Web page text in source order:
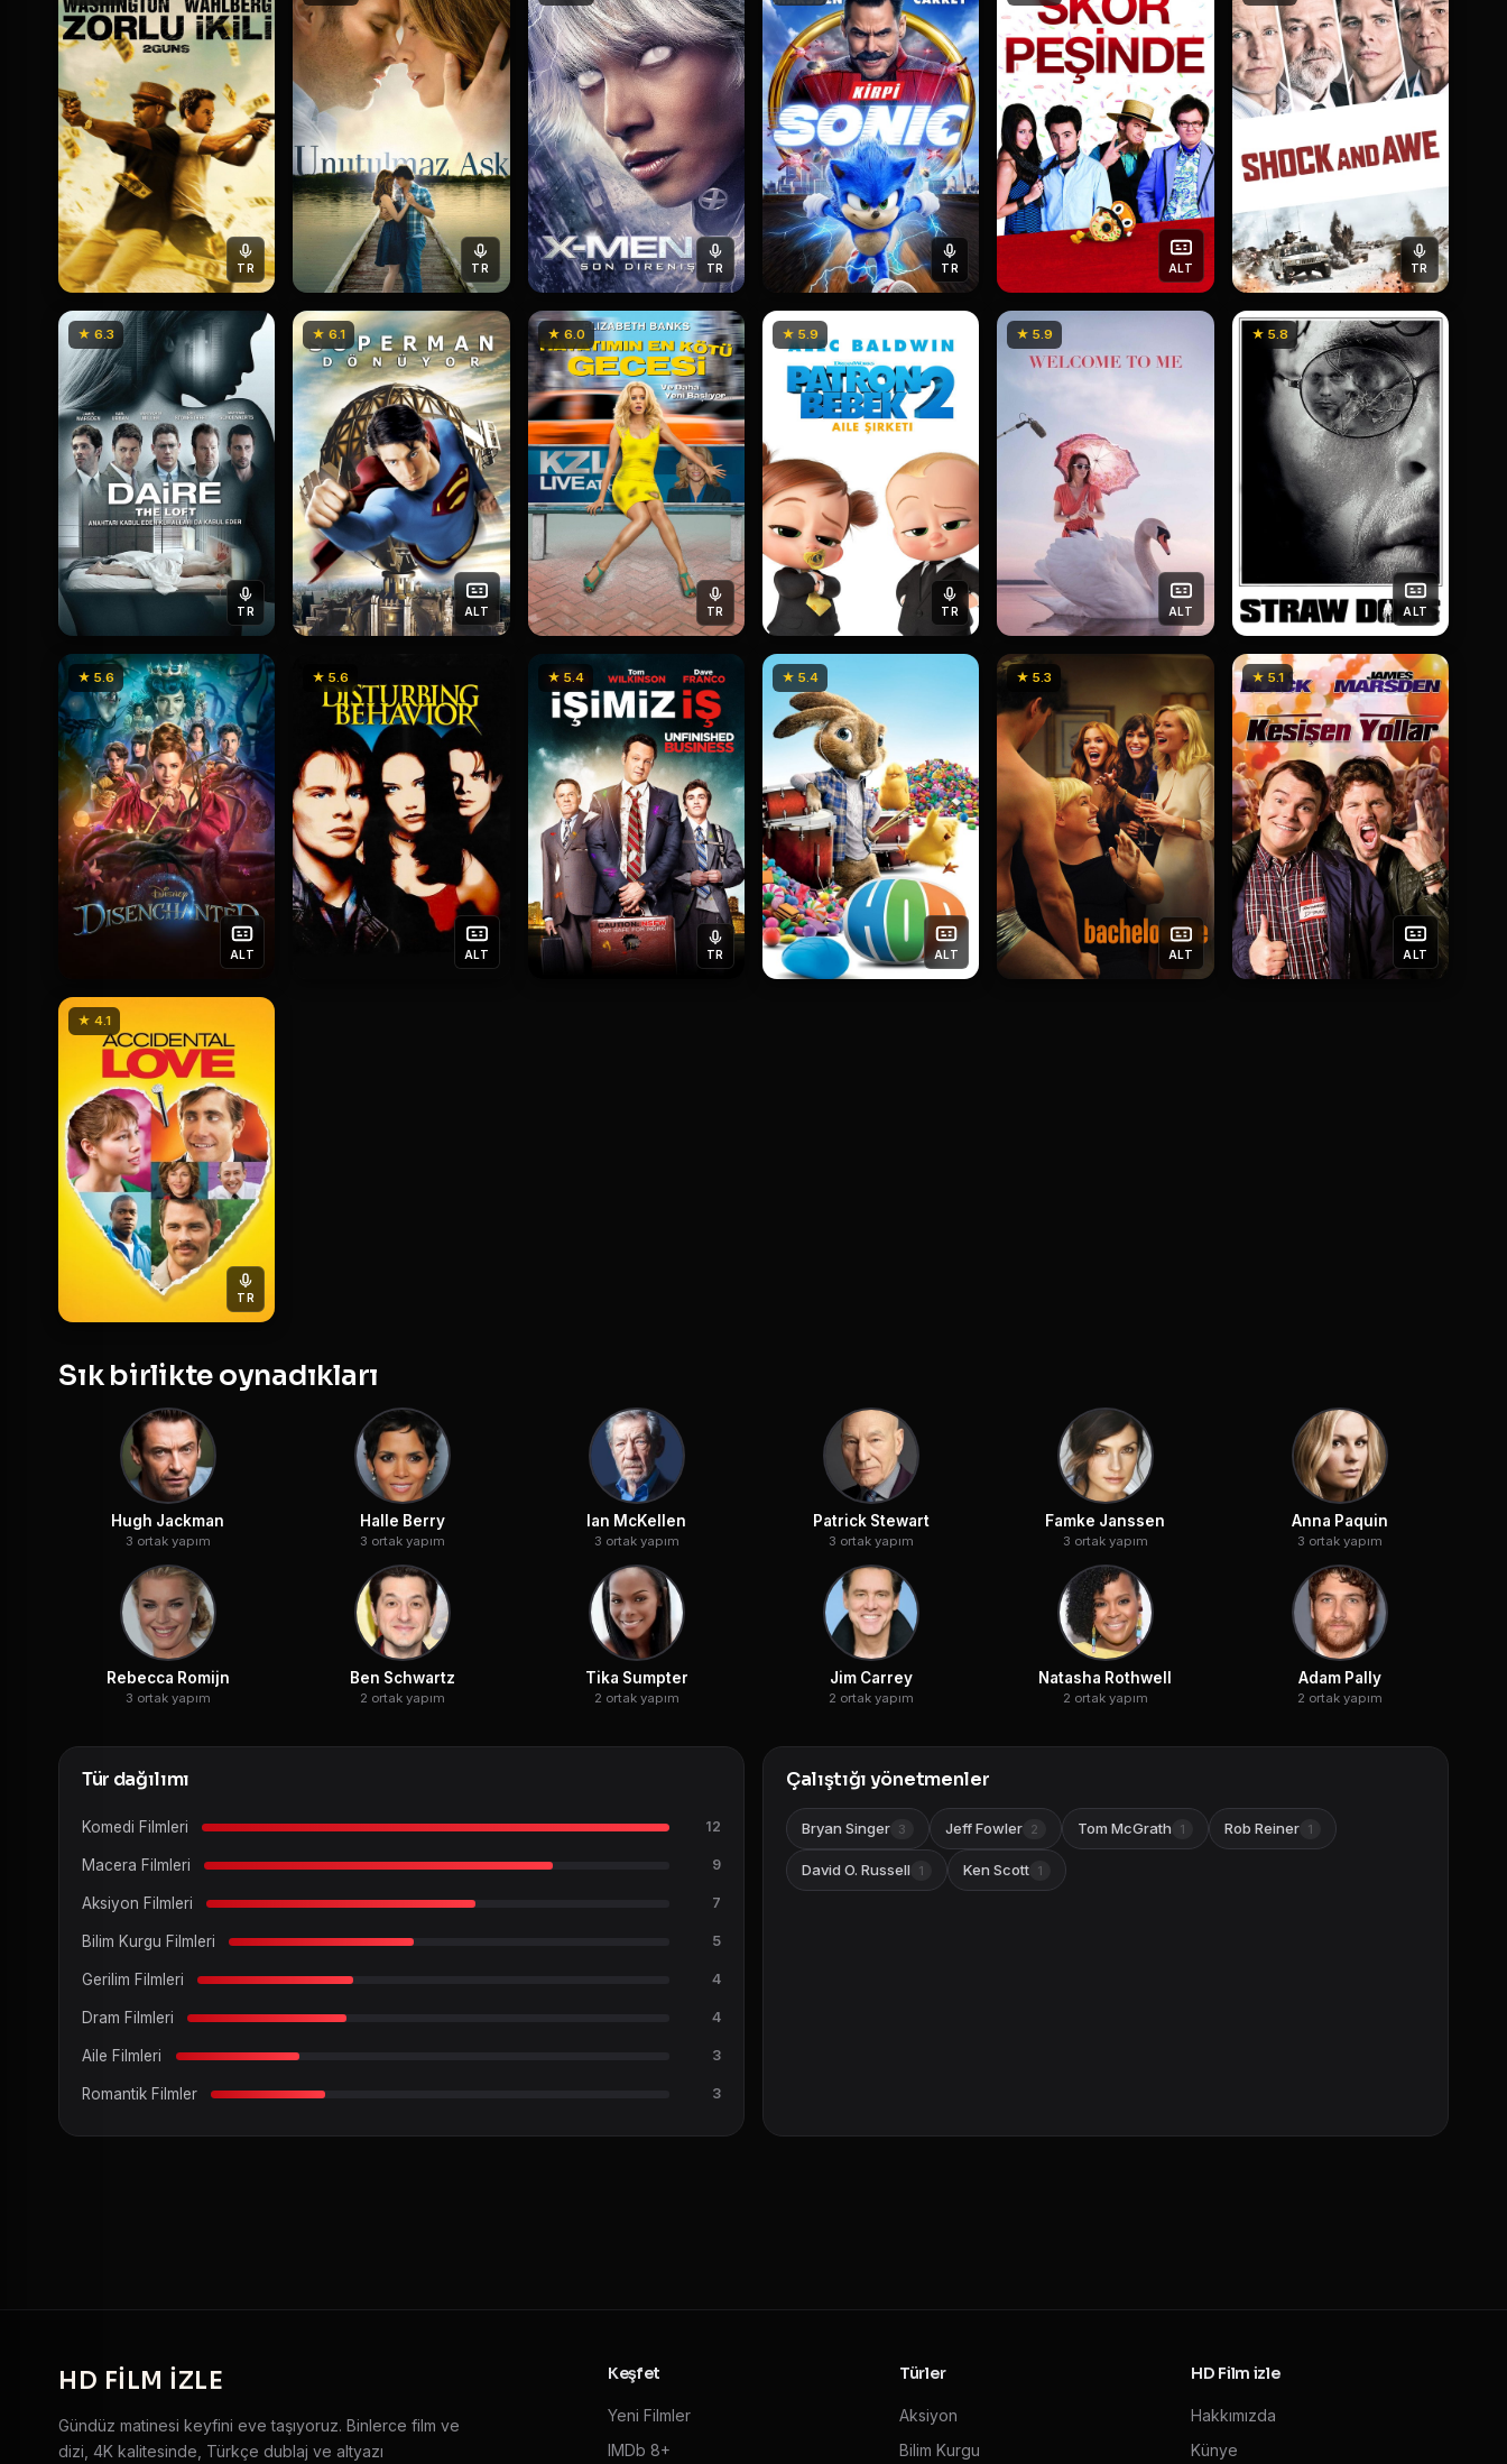
TR TR TR TR ALT TR
★ 6.3
TR
★ 6.1
ALT
★ 6.0
TR
★ 5.9
TR
★ 5.9
ALT
★ 5.8
ALT
★ 5.6
ALT
★ 5.6
ALT
★ 5.4
TR
★ 5.4
ALT
★ 5.3
ALT
★ 5.1
ALT
★ 4.1
TR
Sık birlikte oynadıkları
Hugh Jackman
3 ortak yapım
Halle Berry
3 ortak yapım
Ian McKellen
3 ortak yapım
Patrick Stewart
3 ortak yapım
Famke Janssen
3 ortak yapım
Anna Paquin
3 ortak yapım
Rebecca Romijn
3 ortak yapım
Ben Schwartz
2 ortak yapım
Tika Sumpter
2 ortak yapım
Jim Carrey
2 ortak yapım
Natasha Rothwell
2 ortak yapım
Adam Pally
2 ortak yapım
Tür dağılımı
Komedi Filmleri 12
Macera Filmleri 9
Aksiyon Filmleri 7
Bilim Kurgu Filmleri 5
Gerilim Filmleri 4
Dram Filmleri 4
Aile Filmleri 3
Romantik Filmler 3
Çalıştığı yönetmenler
Bryan Singer 3 Jeff Fowler 2 Tom McGrath 1 Rob Reiner 1
David O. Russell 1 Ken Scott 1
HD FILM IZLE
Gündüz matinesi keyfini eve taşıyoruz. Binlerce film ve
dizi, 4K kalitesinde, Türkçe dublaj ve altyazı
Keşfet
Yeni Filmler
IMDb 8+
Türler
Aksiyon
Bilim Kurgu
HD Film izle
Hakkımızda
Künye